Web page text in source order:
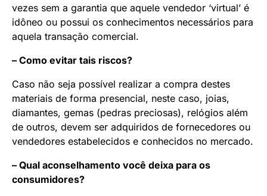
vezes sem a garantia que aquele vendedor ‘virtual’ é
idôneo ou possui os conhecimentos necessários para
aquela transação comercial.
– Como evitar tais riscos?
Caso não seja possível realizar a compra destes
materiais de forma presencial, neste caso, joias,
diamantes, gemas (pedras preciosas), relógios além
de outros, devem ser adquiridos de fornecedores ou
vendedores estabelecidos e conhecidos no mercado.
– Qual aconselhamento você deixa para os
consumidores?